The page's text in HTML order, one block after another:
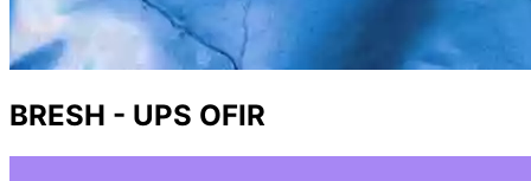
BRESH - UPS OFIR